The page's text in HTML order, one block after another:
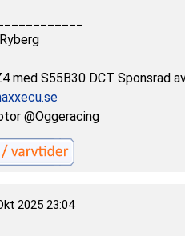
med S55B30 DCT Sponsrad
@Oggeracing
2025 23:04